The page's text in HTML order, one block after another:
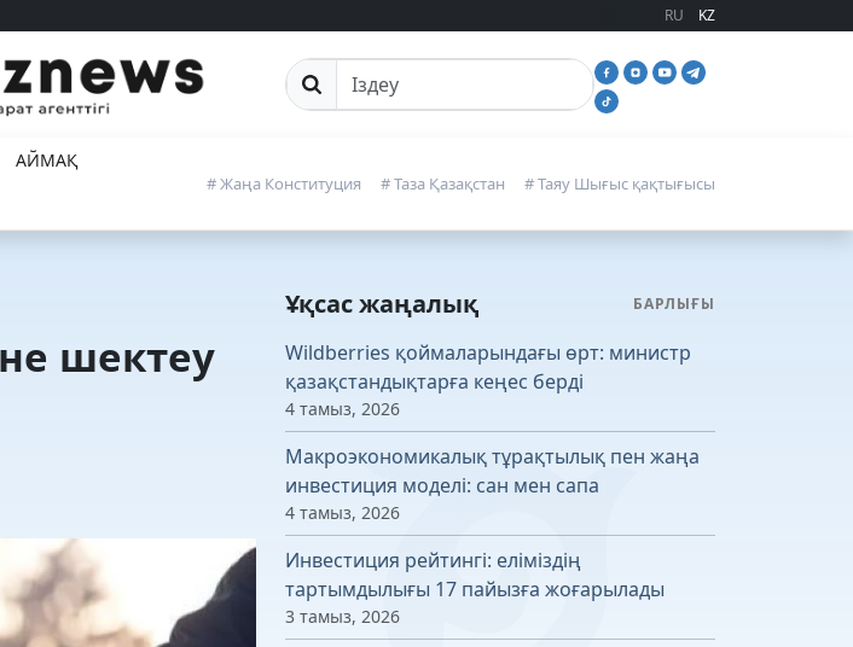
RU KZ
Сайттан іздеу
АЙМАҚ
# Жаңа Конституция # Таза Қазақстан # Таяу Шығыс қақтығысы
шектеу
Ұқсас жаңалық БАРЛЫҒЫ
Wildberries қоймаларындағы өрт: министр
қазақстандықтарға кеңес берді
4 тамыз, 2026
Макроэкономикалық тұрақтылық пен жаңа
инвестиция моделі: сан мен сапа
4 тамыз, 2026
Инвестиция рейтингі: еліміздің
тартымдылығы 17 пайызға жоғарылады
3 тамыз, 2026